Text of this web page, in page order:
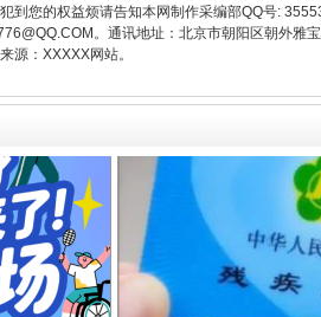
到您的权益烦请告知本网制作采编部QQ号:
。通讯地址：北京市朝阳区朝外雅
源：XXXXX网站。
上场 事关残疾人